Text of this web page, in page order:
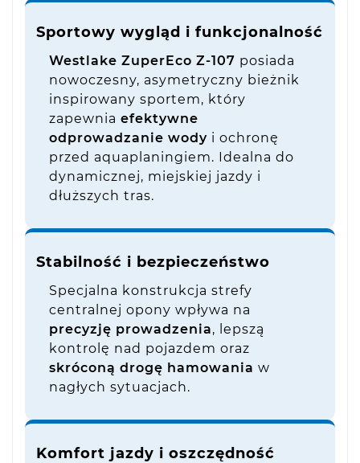
Sportowy wygląd i funkcjonalność
Westlake ZuperEco Z-107 posiada
nowoczesny, asymetryczny bieżnik
inspirowany sportem, który
zapewnia efektywne
odprowadzanie wody i ochronę
przed aquaplaningiem. Idealna do
dynamicznej, miejskiej jazdy i
dłuższych tras.
Stabilność i bezpieczeństwo
Specjalna konstrukcja strefy
centralnej opony wpływa na
precyzję prowadzenia, lepszą
kontrolę nad pojazdem oraz
skróconą drogę hamowania w
nagłych sytuacjach.
Komfort jazdy i oszczędność